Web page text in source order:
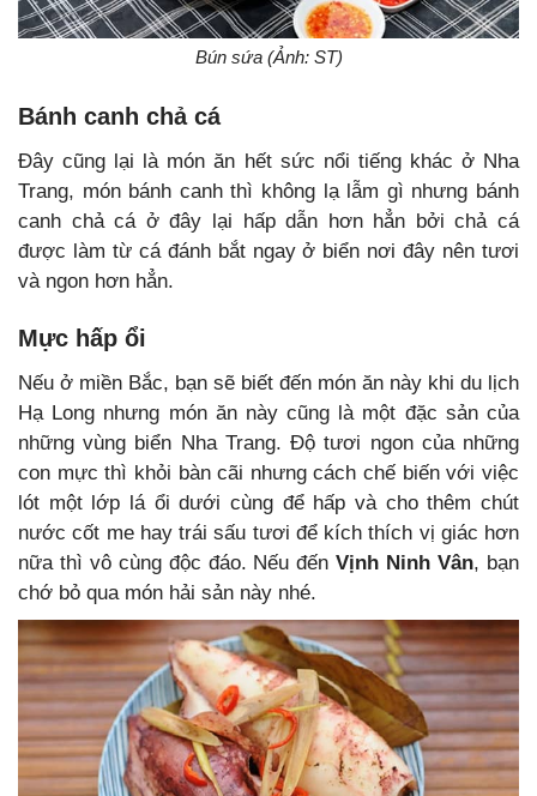
Bún sứa (Ảnh: ST)
Bánh canh chả cá
Đây cũng lại là món ăn hết sức nổi tiếng khác ở Nha
Trang, món bánh canh thì không lạ lẫm gì nhưng bánh
canh chả cá ở đây lại hấp dẫn hơn hẳn bởi chả cá
được làm từ cá đánh bắt ngay ở biển nơi đây nên tươi
và ngon hơn hẳn.
Mực hấp ổi
Nếu ở miền Bắc, bạn sẽ biết đến món ăn này khi du lịch
Hạ Long nhưng món ăn này cũng là một đặc sản của
những vùng biển Nha Trang. Độ tươi ngon của những
con mực thì khỏi bàn cãi nhưng cách chế biến với việc
lót một lớp lá ổi dưới cùng để hấp và cho thêm chút
nước cốt me hay trái sấu tươi để kích thích vị giác hơn
nữa thì vô cùng độc đáo. Nếu đếnVịnh Ninh Vân, bạn
chớ bỏ qua món hải sản này nhé.